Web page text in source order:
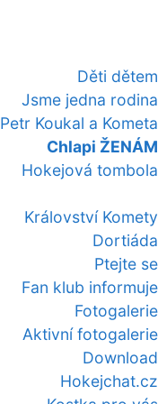
Děti dětem
Jsme jedna rodina
Petr Koukal a Kometa
Chlapi ŽENÁM
Hokejová tombola
Království Komety
Dortiáda
Ptejte se
Fan klub informuje
Fotogalerie
Aktivní fotogalerie
Download
Hokejchat.cz